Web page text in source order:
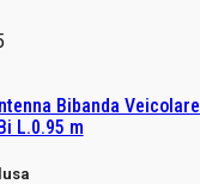
L.0.95 m